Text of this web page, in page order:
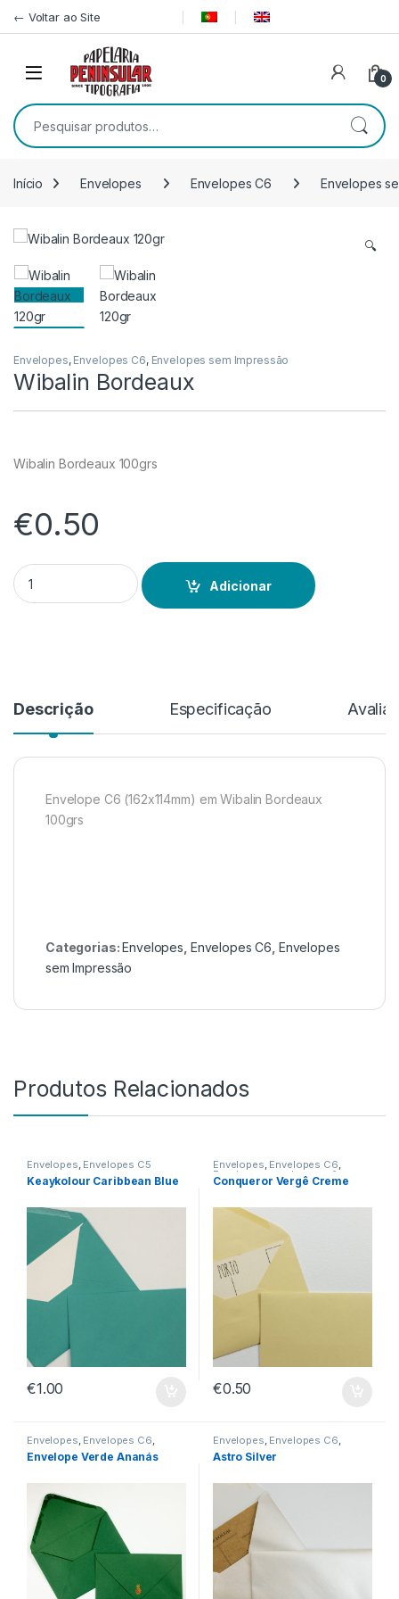
← Voltar ao Site
0
Pesquisar por:
Início Envelopes Envelopes C6 Envelopes
🔍
Envelopes, Envelopes C6, Envelopes sem Impressão
Wibalin Bordeaux
Wibalin Bordeaux 100grs
€0.50
Quantidade de Wibalin Bordeaux
Adicionar
Descrição Especificação
Envelope C6 (162x114mm) em Wibalin Bordeaux
100grs
Categorias:Envelopes Envelopes C6 Envelopes
sem Impressão
Produtos Relacionados
Envelopes, Envelopes C5
Keaykolour Caribbean Blue
€1.00
Envelopes, Envelopes C6,
Envelopes sem Impressão
Conqueror Vergê Creme
€0.50
Envelopes, Envelopes C6,
Envelopes com Impressão
Envelope Verde Ananás
Envelopes, Envelopes C6,
Envelopes sem Impressão
Astro Silver